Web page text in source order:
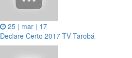
25 | mar | 17
Declare Certo 2017-TV Tarobá